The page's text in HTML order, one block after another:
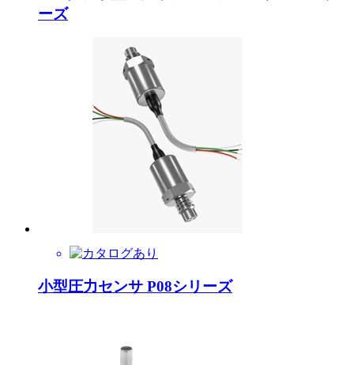
ーズ
小型圧力センサ P08シリーズ